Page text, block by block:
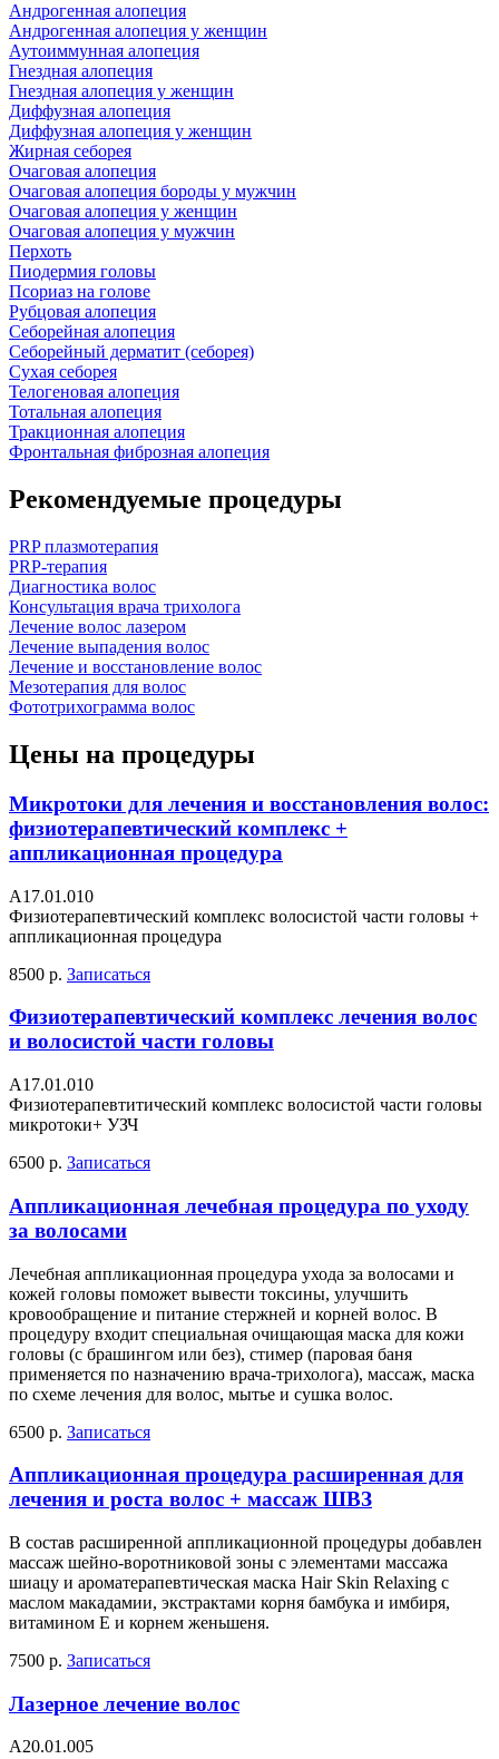
Андрогенная алопеция
Андрогенная алопеция у женщин
Аутоиммунная алопеция
Гнездная алопеция
Гнездная алопеция у женщин
Диффузная алопеция
Диффузная алопеция у женщин
Жирная себорея
Очаговая алопеция
Очаговая алопеция бороды у мужчин
Очаговая алопеция у женщин
Очаговая алопеция у мужчин
Перхоть
Пиодермия головы
Псориаз на голове
Рубцовая алопеция
Себорейная алопеция
Себорейный дерматит (себорея)
Сухая себорея
Телогеновая алопеция
Тотальная алопеция
Тракционная алопеция
Фронтальная фиброзная алопеция
Рекомендуемые процедуры
PRP плазмотерапия
PRP-терапия
Диагностика волос
Консультация врача трихолога
Лечение волос лазером
Лечение выпадения волос
Лечение и восстановление волос
Мезотерапия для волос
Фототрихограмма волос
Цены на процедуры
Микротоки для лечения и восстановления волос:
физиотерапевтический комплекс +
аппликационная процедура
А17.01.010
Физиотерапевтический комплекс волосистой части головы +
аппликационная процедура
8500 р. Записаться
Физиотерапевтический комплекс лечения волос
и волосистой части головы
A17.01.010
Физиотерапевтитический комплекс волосистой части головы
микротоки+ УЗЧ
6500 р. Записаться
Аппликационная лечебная процедура по уходу
за волосами
Лечебная аппликационная процедура ухода за волосами и
кожей головы поможет вывести токсины, улучшить
кровообращение и питание стержней и корней волос. В
процедуру входит специальная очищающая маска для кожи
головы (с брашингом или без), стимер (паровая баня
применяется по назначению врача-трихолога), массаж, маска
по схеме лечения для волос, мытье и сушка волос.
6500 р. Записаться
Аппликационная процедура расширенная для
лечения и роста волос + массаж ШВЗ
В состав расширенной аппликационной процедуры добавлен
массаж шейно-воротниковой зоны с элементами массажа
шиацу и ароматерапевтическая маска Hair Skin Relaxing с
маслом макадамии, экстрактами корня бамбука и имбиря,
витамином Е и корнем женьшеня.
7500 р. Записаться
Лазерное лечение волос
А20.01.005